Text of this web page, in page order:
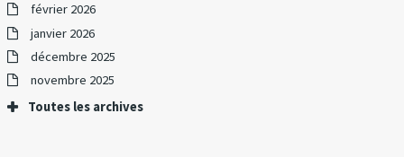
février 2026
janvier 2026
décembre 2025
novembre 2025
Toutes les archives